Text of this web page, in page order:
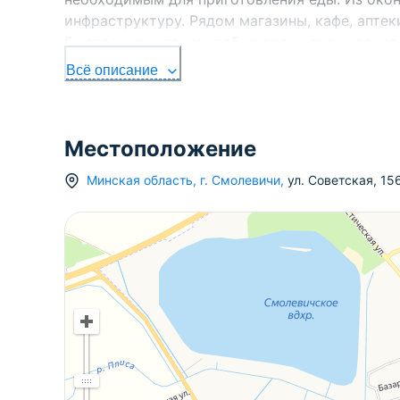
инфраструктуру. Рядом магазины, кафе,
Быстрое заселение, любые сроки
Свяжитесь прямо сейчас через мессенджеры
комфортное проживание!
Всё описание
Местоположение
Минская область, г. Смолевичи, ул. Советская,